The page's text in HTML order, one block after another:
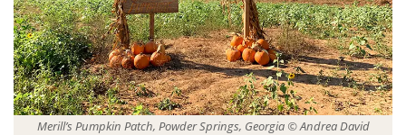
Merill’s Pumpkin Patch, Powder Springs, Georgia © Andrea David